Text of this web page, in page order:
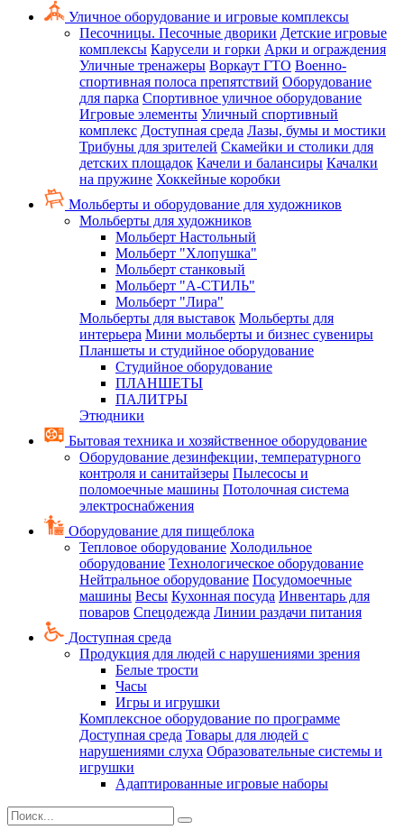
Уличное оборудование и игровые комплексы
Песочницы. Песочные дворики Детские игровые
комплексы Карусели и горки Арки и ограждения
Уличные тренажеры Воркаут ГТО Военно-
спортивная полоса препятствий Оборудование
для парка Спортивное уличное оборудование
Игровые элементы Уличный спортивный
комплекс Доступная среда Лазы, бумы и мостики
Трибуны для зрителей Скамейки и столики для
детских площадок Качели и балансиры Качалки
на пружине Хоккейные коробки
Мольберты и оборудование для художников
Мольберты для художников
Мольберт Настольный
Мольберт "Хлопушка"
Мольберт станковый
Мольберт "А-СТИЛЬ"
Мольберт "Лира"
Мольберты для выставок Мольберты для
интерьера Мини мольберты и бизнес сувениры
Планшеты и студийное оборудование
Студийное оборудование
ПЛАНШЕТЫ
ПАЛИТРЫ
Этюдники
Бытовая техника и хозяйственное оборудование
Оборудование дезинфекции, температурного
контроля и санитайзеры Пылесосы и
поломоечные машины Потолочная система
электроснабжения
Оборудование для пищеблока
Тепловое оборудование Холодильное
оборудование Технологическое оборудование
Нейтральное оборудование Посудомоечные
машины Весы Кухонная посуда Инвентарь для
поваров Спецодежда Линии раздачи питания
Доступная среда
Продукция для людей с нарушениями зрения
Белые трости
Часы
Игры и игрушки
Комплексное оборудование по программе
Доступная среда Товары для людей с
нарушениями слуха Образовательные системы и
игрушки
Адаптированные игровые наборы